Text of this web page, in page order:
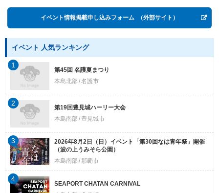
イベント情報掲載申し込みフォーム （外部サイト）
イベント 人気ランキング
第45回 名護夏まつり
本島北部 名護市
1
第19回豊見城ハーリー大会
本島南部
豊見城市
2
2026年8月2日（日）イベント「第30回なは青年祭」開催
（波の上うみそら公園）
本島南部
那覇市
3
SEAPORT CHATAN CARNIVAL
4